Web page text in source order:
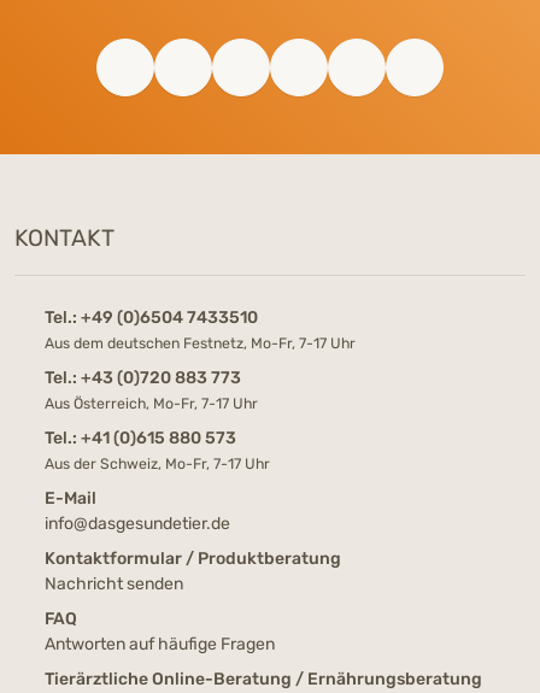
KONTAKT
Tel.: +49 (0)6504 7433510
Aus dem deutschen Festnetz, Mo-Fr, 7-17 Uhr
Tel.: +43 (0)720 883 773
Aus Österreich, Mo-Fr, 7-17 Uhr
Tel.: +41 (0)615 880 573
Aus der Schweiz, Mo-Fr, 7-17 Uhr
E-Mail
info@dasgesundetier.de
Kontaktformular / Produktberatung
Nachricht senden
FAQ
Antworten auf häufige Fragen
Tierärztliche Online-Beratung / Ernährungsberatung